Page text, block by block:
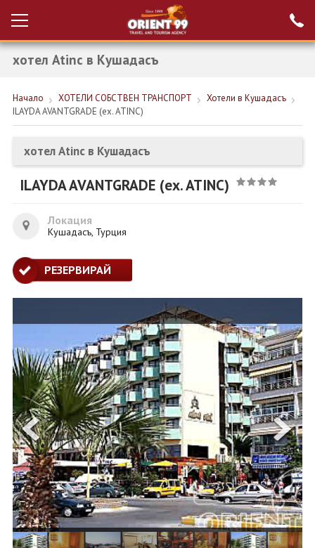
Вход за агенти
РАННИ ЗАПИСВАНИЯ ТУРЦИЯ
НОВА ГОДИНА ТУРЦИЯ
НОВА ГОДИНА
ПОЧИВКИ
КРУИЗИ
ЕКСКУРЗИИ
КОНТАКТИ
ФИРМЕНИ ДОКУМЕНТИ
0700 144 34 Запитване
ПОСЛЕДВАЙТЕ НИ
хотел Atinc в Кушадасъ
Начало ХОТЕЛИ СОБСТВЕН ТРАНСПОРТ
Хотели в Кушадасъ
ILAYDA AVANTGRADE (ex. ATINC)
хотел Atinc в Кушадасъ
ILAYDA AVANTGRADE (ex. ATINC)
Локация
Кушадасъ, Турция
РЕЗЕРВИРАЙ